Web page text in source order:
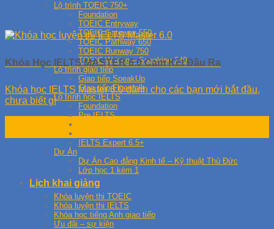
Lộ trình TOEIC 750+
Foundation
TOEIC Entryway
TOEIC Gateway 550
TOEIC Pathway 650
TOEIC Runway 750
TOEIC Writing – Speaking 240
Lộ trình giao tiếp
Giao tiếp SpeakUp
Giao tiếp Fluentalk
Lộ trình học IELTS
Foundation
Pre IELTS
IELTS Expert 6.5+
Dự Án
Dự Án Cao đẳng Kinh tế – Kỹ thuật Thủ Đức
Lớp học 1 kèm 1
Lịch khai giảng
Khóa luyện thi TOEIC
Khóa luyện thi IELTS
Khóa học tiếng Anh giao tiếp
Ưu đãi – sự kiện
Khóa Học IELTS MASTER 6.0 Cam Kết Đầu Ra
Khóa học IELTS Master 6.0 dành cho các bạn mới bắt đầu,
chưa biết gì